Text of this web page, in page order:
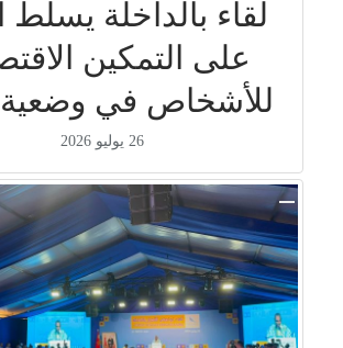
لقاء بالداخلة يسلط
على التمكين
للأشخاص في وضعية
26 يوليو 2026